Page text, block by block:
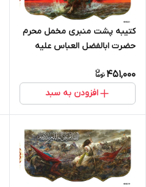
کتیبه پشت منبری مخمل محرم
حضرت ابالفضل العباس علیه
451,000
افزودن به سبد